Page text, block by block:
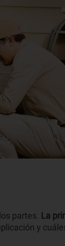
partes. La
y